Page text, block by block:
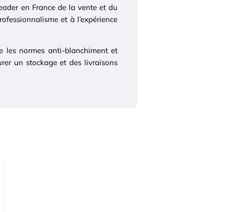
en France de la vente et du
et à l’expérience
les normes anti-blanchiment et
un stockage et des livraisons